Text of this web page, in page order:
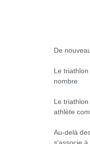
De
Le
nombre.
Le
athlète
Au-delà